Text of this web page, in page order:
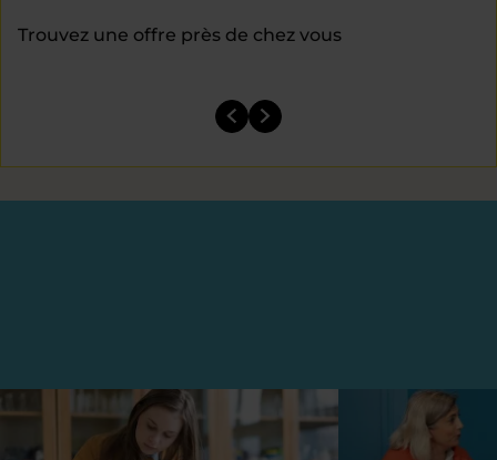
Trouvez une offre près de chez vous